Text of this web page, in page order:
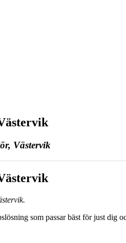
Västervik
som passar bäst för just dig